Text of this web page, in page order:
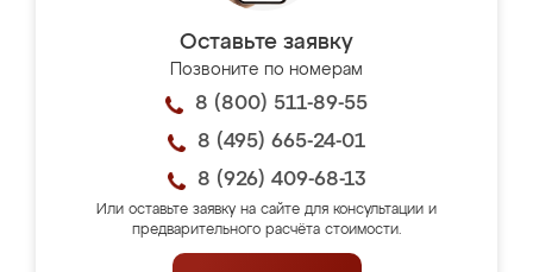
Оставьте заявку
Позвоните по номерам
8 (800) 511-89-55
8 (495) 665-24-01
8 (926) 409-68-13
Или оставьте заявку на сайте для консультации и
предварительного расчёта стоимости.